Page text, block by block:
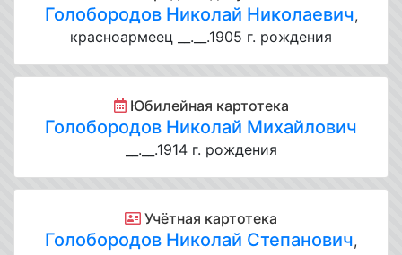
Голобородов Николай Николаевич,
красноармеец __.__.1905 г. рождения
Юбилейная картотека
Голобородов Николай Михайлович
__.__.1914 г. рождения
Учётная картотека
Голобородов Николай Степанович,